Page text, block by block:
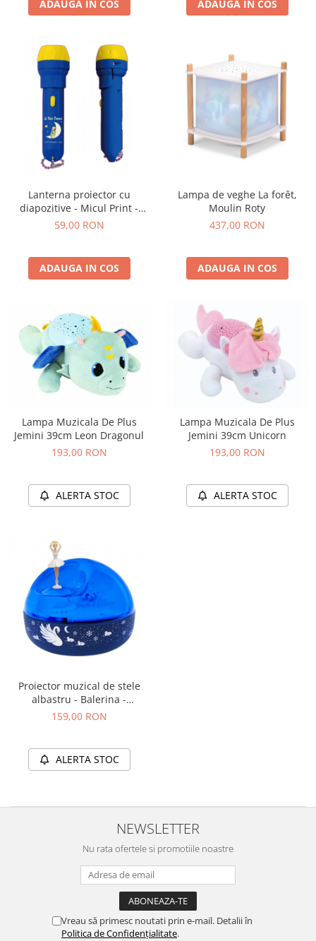
ADAUGA IN COS ADAUGA IN COS
Lanterna proiector cu
diapozitive - Micul Print -
Trousselier
59,00 RON
ADAUGA IN COS
Lampa de veghe La forêt,
Moulin Roty
437,00 RON
ADAUGA IN COS
Lampa Muzicala De Plus
Jemini 39cm Leon Dragonul
193,00 RON
ALERTA STOC
Lampa Muzicala De Plus
Jemini 39cm Unicorn
193,00 RON
ALERTA STOC
Proiector muzical de stele
albastru - Balerina -
Trousselier
159,00 RON
ALERTA STOC
NEWSLETTER
Nu rata ofertele si promotiile noastre
Vreau să primesc noutati prin e-mail. Detalii în
Politica de Confidențialitate.